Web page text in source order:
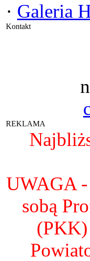
· Galeria
Kontakt
REKLAMA
UWAGA -
sobą
(PKK)